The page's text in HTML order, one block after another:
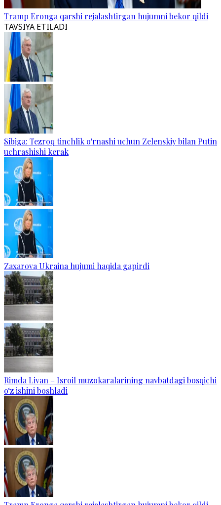
Tramp Eronga qarshi rejalashtirgan hujumni bekor qildi
TAVSIYA ETILADI
Sibiga: Tezroq tinchlik o‘rnashi uchun Zelenskiy bilan Putin
uchrashishi kerak
Zaxarova Ukraina hujumi haqida gapirdi
Rimda Livan – Isroil muzokaralarining navbatdagi bosqichi
o‘z ishini boshladi